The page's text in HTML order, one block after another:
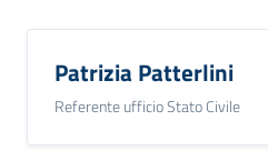
Patrizia Patterlini
Referente ufficio Stato Civile